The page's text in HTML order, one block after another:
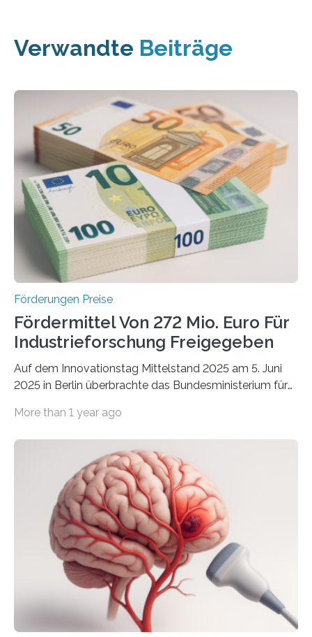
Verwandte Beiträge
Förderungen Preise
Fördermittel Von 272 Mio. Euro Für
Industrieforschung Freigegeben
Auf dem Innovationstag Mittelstand 2025 am 5. Juni
2025 in Berlin überbrachte das Bundesministerium für
Überplanmäßige Verpflichtungsermächtigungen in
Woche vom Haushaltsausschuss freigegeben – unter
anderem zur Unterstützung der
Industrieforschungsprogramme Industrielle
Gemeinschaftsforschung (IGF), Zentrales
Innovationsprogramm Mittelstand (ZIM) und
Innovationskompetenz INNO-KOM. Auf dem
Innovationstag Mittelstand 2025 am 5. Juni 2025 in
Berlin überbrachte das Bundesministerium für
Wirtschaft und Energie eine gute Nachricht:
Überplanmäßige Verpflichtungsermächtigungen in
More than 1 year ago